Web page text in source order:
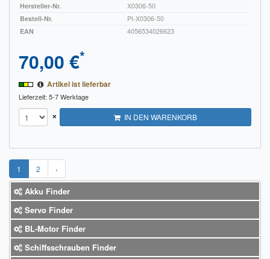
Hersteller-Nr.
X0306-50
Bestell-Nr.
PI-X0306-50
EAN
4056534026623
70,00 €*
Artikel ist lieferbar
Lieferzeit: 5-7 Werktage
× IN DEN WARENKORB
1 2 ›
Akku Finder
Servo Finder
BL-Motor Finder
Schiffsschrauben Finder